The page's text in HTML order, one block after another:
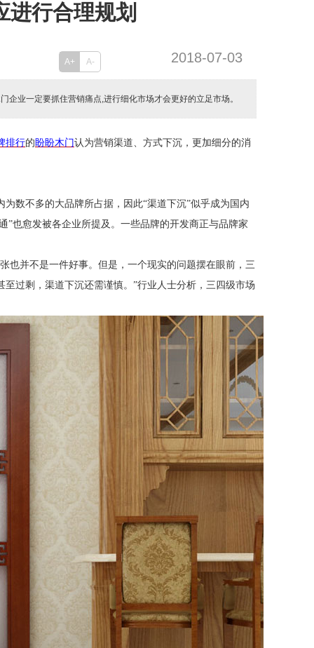
进行合理规划
2018-07-03
A+ A-
业一定要抓住营销痛点,进行细化市场才会更好的立足市场。
排行的盼盼木门认为营销渠道、方式下沉，更加细分的消
为数不多的大品牌所占据，因此“渠道下沉”似乎成为国内
”也愈发被各企业所提及。一些品牌的开发商正与品牌家
也并不是一件好事。但是，一个现实的问题摆在眼前，三
过剩，渠道下沉还需谨慎。”行业人士分析，三四级市场